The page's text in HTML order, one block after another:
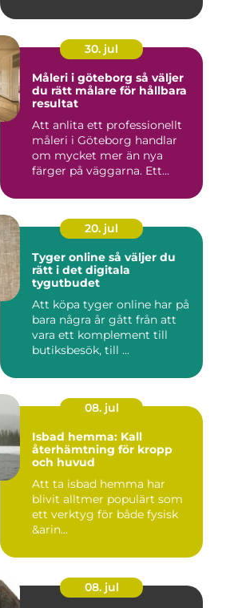
30. jul
Måleri i göteborg så väljer
du rätt målare för hållbara
resultat
Att anlita ett professionellt
måleri i Göteborg handlar
om mycket mer än nya
färger på väggarna. Ett...
20. jul
Tyger online så väljer du
rätt i det digitala
tygutbudet
Att köpa tyger online har på
bara några år gått från att
vara ett komplement till
butiksbesök, till ...
08. jul
Isbad hemma: Kall
återhämtning för kropp
och huvud
Att ta isbad hemma har
blivit alltmer populärt som
ett verktyg för både fysisk
&arin...
08. jul